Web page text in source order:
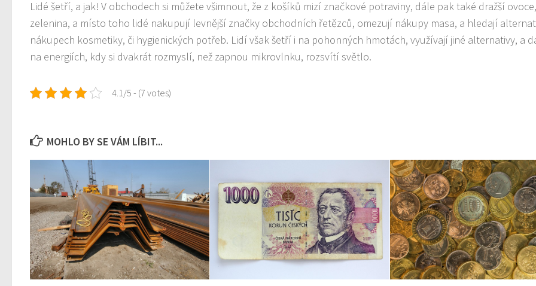
Lidé šetří, a jak! V obchodech si můžete všimnout, že z košíků mizí značkové potraviny, dále pak také dražší
zelenina, a místo toho lidé nakupují levnější značky obchodních řetězců, omezují nákupy masa, a hledají
nákupech kosmetiky, či hygienických potřeb. Lidí však šetří i na pohonných hmotách, využívají jiné alternativy, a
na energiích, kdy si dvakrát rozmyslí, než zapnou mikrovlnku, rozsvítí světlo.
4.1/5 - (7 votes)
MOHLO BY SE VÁM LÍBIT...